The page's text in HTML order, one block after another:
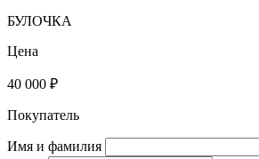
БУЛОЧКА
Цена
40 000 ₽
Покупатель
Имя и фамилия